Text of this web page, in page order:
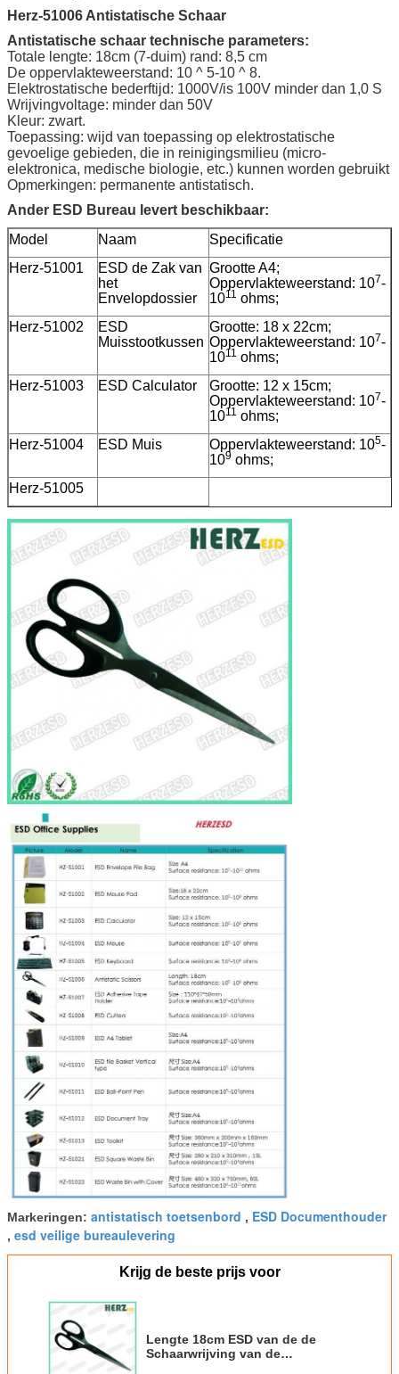
Herz-51006 Antistatische Schaar
Antistatische schaar technische parameters:
Totale lengte: 18cm (7-duim) rand: 8,5 cm
De oppervlakteweerstand: 10 ^ 5-10 ^ 8.
Elektrostatische bederftijd: 1000V/is 100V minder dan 1,0 S
Wrijvingvoltage: minder dan 50V
Kleur: zwart.
Toepassing: wijd van toepassing op elektrostatische
gevoelige gebieden, die in reinigingsmilieu (micro-
elektronica, medische biologie, etc.) kunnen worden gebruikt
Opmerkingen: permanente antistatisch.
Ander ESD Bureau levert beschikbaar:
Model
Naam
Specificatie
Herz-51001
ESD de Zak van
het
Envelopdossier
Grootte A4;
Oppervlakteweerstand: 107-
1011 ohms;
Herz-51002
ESD
Muisstootkussen
Grootte: 18 x 22cm;
Oppervlakteweerstand: 107-
1011 ohms;
Herz-51003
ESD Calculator
Grootte: 12 x 15cm;
Oppervlakteweerstand: 107-
1011 ohms;
Herz-51004
ESD Muis Oppervlakteweerstand: 105-
109 ohms;
Herz-51005
Markeringen: antistatisch toetsenbord , ESD Documenthouder
, esd veilige bureaulevering
Krijg de beste prijs voor
Lengte 18cm ESD van de de
Schaarwrijving van de